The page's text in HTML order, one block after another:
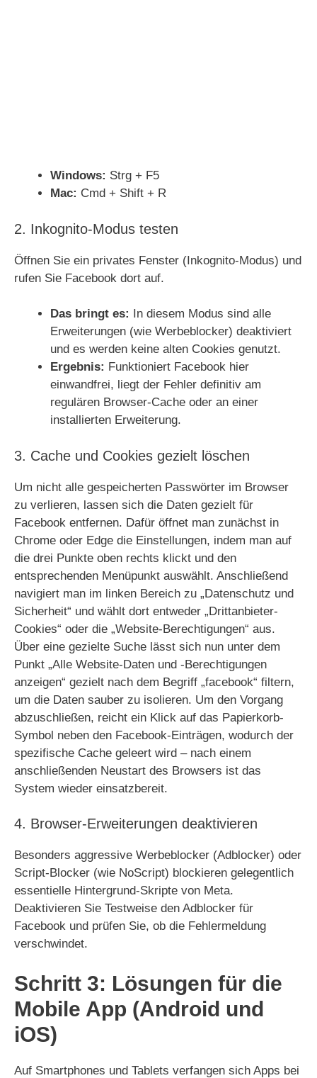
Windows: Strg + F5
Mac: Cmd + Shift + R
2. Inkognito-Modus testen
Öffnen Sie ein privates Fenster (Inkognito-Modus) und
rufen Sie Facebook dort auf.
Das bringt es:
In diesem Modus sind alle
Erweiterungen (wie Werbeblocker) deaktiviert
und es werden keine alten Cookies genutzt.
Ergebnis: Funktioniert Facebook hier
einwandfrei, liegt der Fehler definitiv am
regulären Browser-Cache oder an einer
installierten Erweiterung.
3. Cache und Cookies gezielt löschen
Um nicht alle gespeicherten Passwörter im Browser
zu verlieren, lassen sich die Daten gezielt für
Facebook entfernen. Dafür öffnet man zunächst in
Chrome oder Edge die Einstellungen, indem man auf
die drei Punkte oben rechts klickt und den
entsprechenden Menüpunkt auswählt. Anschließend
navigiert man im linken Bereich zu „Datenschutz und
Sicherheit“ und wählt dort entweder „Drittanbieter-
Cookies“ oder die „Website-Berechtigungen“ aus.
Über eine gezielte Suche lässt sich nun unter dem
Punkt „Alle Website-Daten und -Berechtigungen
anzeigen“ gezielt nach dem Begriff „facebook“ filtern,
um die Daten sauber zu isolieren. Um den Vorgang
abzuschließen, reicht ein Klick auf das Papierkorb-
Symbol neben den Facebook-Einträgen, wodurch der
spezifische Cache geleert wird – nach einem
anschließenden Neustart des Browsers ist das
System wieder einsatzbereit.
4. Browser-Erweiterungen deaktivieren
Besonders aggressive Werbeblocker (Adblocker) oder
Script-Blocker (wie NoScript) blockieren gelegentlich
essentielle Hintergrund-Skripte von Meta.
Deaktivieren Sie Testweise den Adblocker für
Facebook und prüfen Sie, ob die Fehlermeldung
verschwindet.
Schritt 3: Lösungen für die
Mobile App (Android und
iOS)
Auf Smartphones und Tablets verfangen sich Apps bei